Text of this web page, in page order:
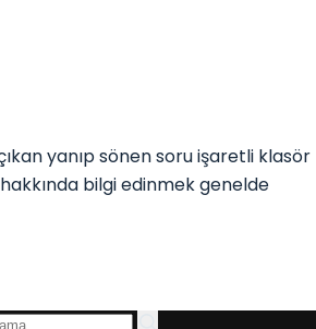
yanıp sönen soru işaretli klasör
bilgi edinmek genelde